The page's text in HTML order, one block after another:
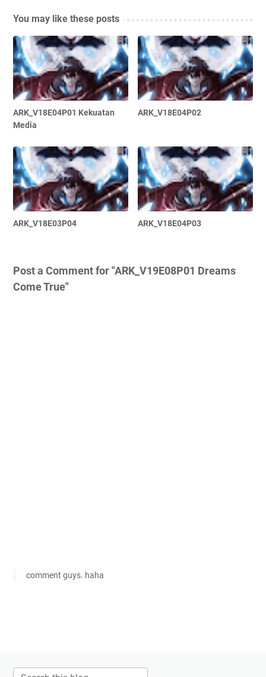
You may like these posts
ARK_V18E04P01 Kekuatan
Media
ARK_V18E04P02
ARK_V18E03P04 ARK_V18E04P03
Post a Comment for "ARK_V19E08P01 Dreams
Come True"
comment guys. haha